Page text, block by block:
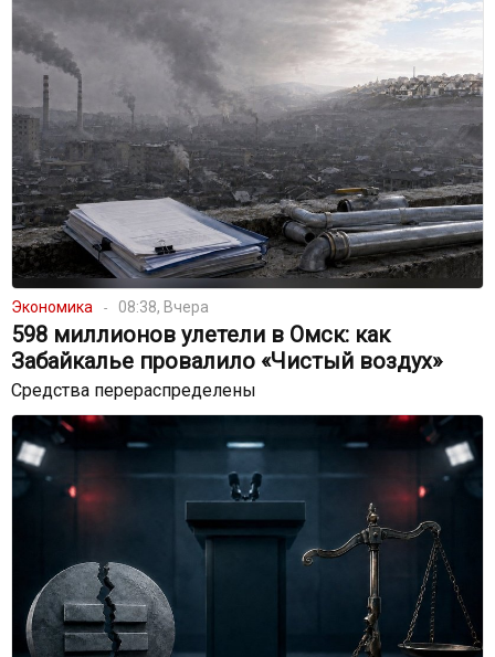
Экономика 08:38, Вчера
598 миллионов улетели в Омск: как
Забайкалье провалило «Чистый воздух»
Средства перераспределены